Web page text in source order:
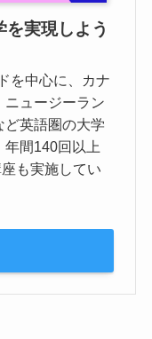
実現しよう
を中心に、カナ
ニュージーラン
ど英語圏の大学
間140回以上
も実施してい